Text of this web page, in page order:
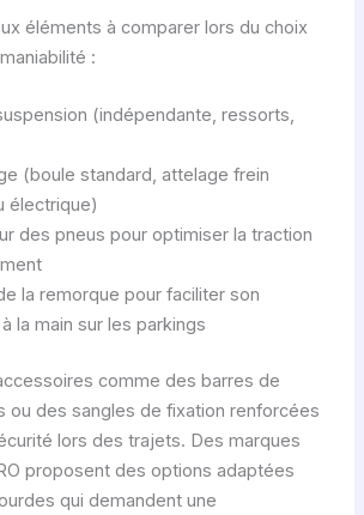
éléments à comparer lors du choix
:
(indépendante, ressorts,
(boule standard, attelage frein
électrique)
des pneus pour optimiser la traction
la remorque pour faciliter son
la main sur les parkings
comme des barres de
ou des sangles de fixation renforcées
lors des trajets. Des marques
proposent des options adaptées
qui demandent une